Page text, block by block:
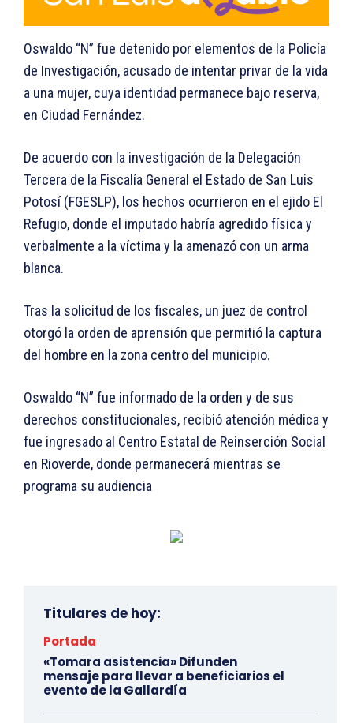
Oswaldo “N” fue detenido por elementos de la Policía
de Investigación, acusado de intentar privar de la vida
a una mujer, cuya identidad permanece bajo reserva,
en Ciudad Fernández.
De acuerdo con la investigación de la Delegación
Tercera de la Fiscalía General el Estado de San Luis
Potosí (FGESLP), los hechos ocurrieron en el ejido El
Refugio, donde el imputado habría agredido física y
verbalmente a la víctima y la amenazó con un arma
blanca.
Tras la solicitud de los fiscales, un juez de control
otorgó la orden de aprensión que permitió la captura
del hombre en la zona centro del municipio.
Oswaldo “N” fue informado de la orden y de sus
derechos constitucionales, recibió atención médica y
fue ingresado al Centro Estatal de Reinserción Social
en Rioverde, donde permanecerá mientras se
programa su audiencia
Titulares de hoy:
Portada
«Tomara asistencia» Difunden
mensaje para llevar a beneficiarios el
evento de la Gallardía